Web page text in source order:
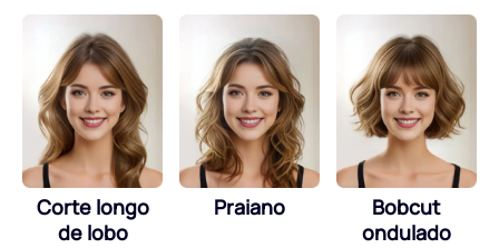
Corte longo
de lobo
Praiano
Bobcut
ondulado